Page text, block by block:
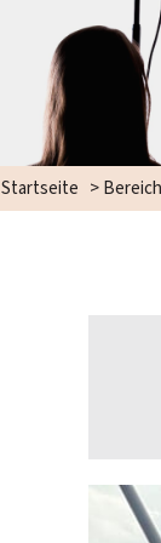
Startseite >